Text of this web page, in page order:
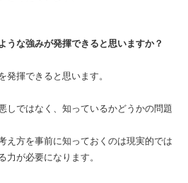
な強みが発揮できると思いますか？
発揮できると思います。
しではなく、知っているかどうかの問題
え方を事前に知っておくのは現実的では
力が必要になります。